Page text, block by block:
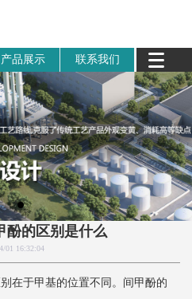
产品展示 联系我们
酚的区别是什么
01 16:32:04
于甲基的位置不同‌。间甲酚的